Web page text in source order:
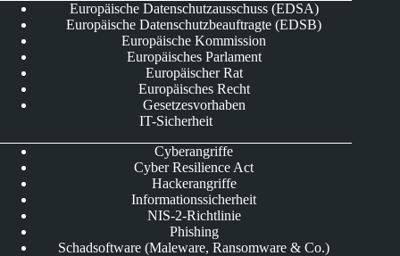
Europäische Datenschutzausschuss (EDSA)
Europäische Datenschutzbeauftragte (EDSB)
Europäische Kommission
Europäisches Parlament
Europäischer Rat
Europäisches Recht
Gesetzesvorhaben
IT-Sicherheit
Cyberangriffe
Cyber Resilience Act
Hackerangriffe
Informationssicherheit
NIS-2-Richtlinie
Phishing
Schadsoftware (Maleware, Ransomware & Co.)